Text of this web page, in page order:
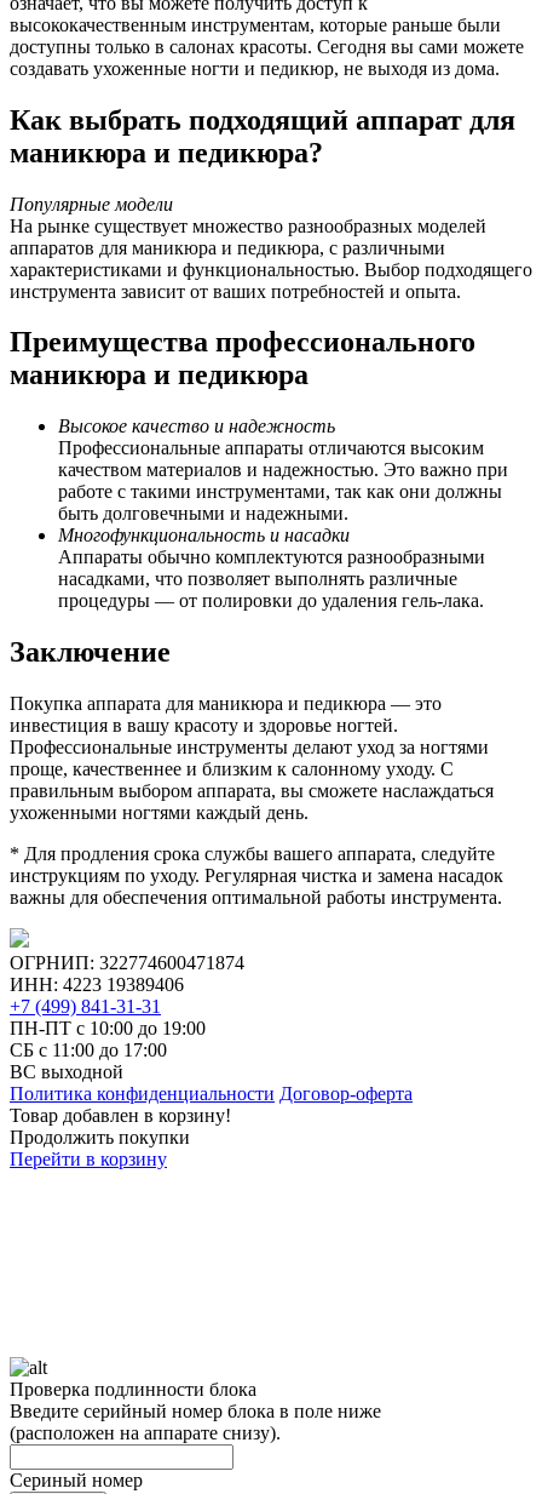
высококачественным инструментам, которые раньше были
доступны только в салонах красоты. Сегодня вы сами можете
создавать ухоженные ногти и педикюр, не выходя из дома.
Как выбрать подходящий аппарат для
маникюра и педикюра?
Популярные модели
На рынке существует множество разнообразных моделей
аппаратов для маникюра и педикюра, с различными
характеристиками и функциональностью. Выбор подходящего
инструмента зависит от ваших потребностей и опыта.
Преимущества профессионального
маникюра и педикюра
Высокое качество и надежность
Профессиональные аппараты отличаются высоким
качеством материалов и надежностью. Это важно при
работе с такими инструментами, так как они должны
быть долговечными и надежными.
Многофункциональность и насадки
Аппараты обычно комплектуются разнообразными
насадками, что позволяет выполнять различные
процедуры — от полировки до удаления гель-лака.
Заключение
Покупка аппарата для маникюра и педикюра — это
инвестиция в вашу красоту и здоровье ногтей.
Профессиональные инструменты делают уход за ногтями
проще, качественнее и близким к салонному уходу. С
правильным выбором аппарата, вы сможете наслаждаться
ухоженными ногтями каждый день.
* Для продления срока службы вашего аппарата, следуйте
инструкциям по уходу. Регулярная чистка и замена насадок
важны для обеспечения оптимальной работы инструмента.
ОГРНИП: 322774600471874
ИНН: 4223 19389406
+7 (499) 841-31-31
ПН-ПТ с 10:00 до 19:00
СБ c 11:00 до 17:00
ВС выходной
Политика конфиденциальности Договор-оферта
Товар добавлен в корзину!
Продолжить покупки
Перейти в корзину
Проверка подлинности блока
Введите серийный номер блока в поле ниже
(расположен на аппарате снизу).
Сериный номер